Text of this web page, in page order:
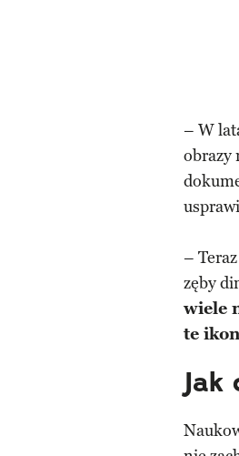
– W
obrazy
–
zęby
wiele
te
Jak